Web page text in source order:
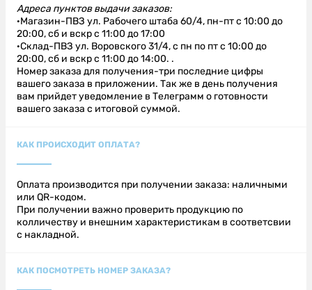
Адреса пунктов выдачи заказов:
·Магазин-ПВЗ ул. Рабочего штаба 60/4, пн-пт с 10:00 до
20:00, сб и вскр с 11:00 до 17:00
·Склад-ПВЗ ул. Воровского 31/4, с пн по пт с 10:00 до
20:00, сб и вскр с 11:00 до 14:00. .
Номер заказа для получения-три последние цифры
вашего заказа в приложении. Так же в день получения
вам прийдет уведомление в Телеграмм о готовности
вашего заказа с итоговой суммой.
КАК ПРОИСХОДИТ ОПЛАТА?
Оплата производится при получении заказа: наличными
или QR-кодом.
При получении важно проверить продукцию по
колличеству и внешним характеристикам в соответсвии
с накладной.
КАК ПОСМОТРЕТЬ НОМЕР ЗАКАЗА?